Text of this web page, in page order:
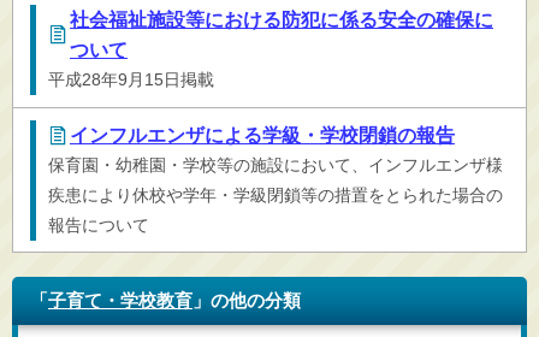
社会福祉施設等における防犯に係る安全の確保に
ついて
平成28年9月15日掲載
インフルエンザによる学級・学校閉鎖の報告
保育園・幼稚園・学校等の施設において、インフルエンザ様
疾患により休校や学年・学級閉鎖等の措置をとられた場合の
報告について
「子育て・学校教育 」の他の分類